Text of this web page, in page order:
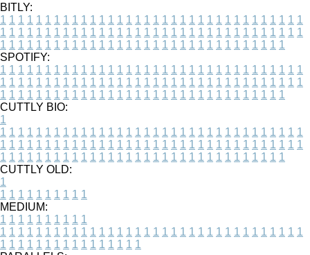
BITLY:
1 1 1 1 1 1 1 1 1 1 1 1 1 1 1 1 1 1 1 1 1 1 1 1 1 1 1 1 1 1 1 1 1 1
1 1 1 1 1 1 1 1 1 1 1 1 1 1 1 1 1 1 1 1 1 1 1 1 1 1 1 1 1 1 1 1 1 1
1 1 1 1 1 1 1 1 1 1 1 1 1 1 1 1 1 1 1 1 1 1 1 1 1 1 1 1 1 1 1 1
SPOTIFY:
1 1 1 1 1 1 1 1 1 1 1 1 1 1 1 1 1 1 1 1 1 1 1 1 1 1 1 1 1 1 1 1 1 1
1 1 1 1 1 1 1 1 1 1 1 1 1 1 1 1 1 1 1 1 1 1 1 1 1 1 1 1 1 1 1 1 1 1
1 1 1 1 1 1 1 1 1 1 1 1 1 1 1 1 1 1 1 1 1 1 1 1 1 1 1 1 1 1 1 1
CUTTLY BIO:
1
1 1 1 1 1 1 1 1 1 1 1 1 1 1 1 1 1 1 1 1 1 1 1 1 1 1 1 1 1 1 1 1 1 1
1 1 1 1 1 1 1 1 1 1 1 1 1 1 1 1 1 1 1 1 1 1 1 1 1 1 1 1 1 1 1 1 1 1
1 1 1 1 1 1 1 1 1 1 1 1 1 1 1 1 1 1 1 1 1 1 1 1 1 1 1 1 1 1 1 1
CUTTLY OLD:
1
1 1 1 1 1 1 1 1 1 1
MEDIUM:
1 1 1 1 1 1 1 1 1 1
1 1 1 1 1 1 1 1 1 1 1 1 1 1 1 1 1 1 1 1 1 1 1 1 1 1 1 1 1 1 1 1 1 1
1 1 1 1 1 1 1 1 1 1 1 1 1 1 1 1